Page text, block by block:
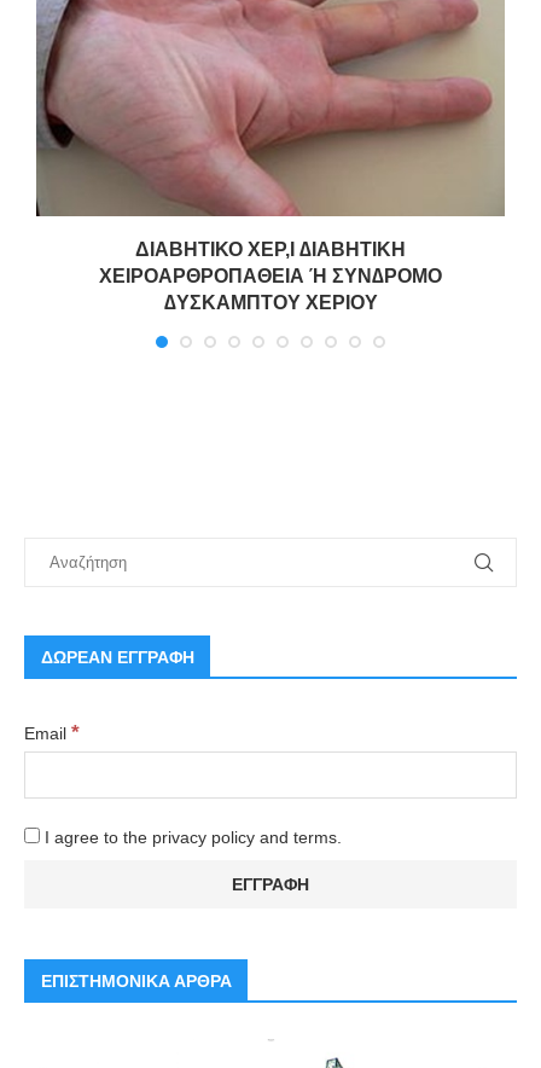
ΔΙΑΒΗΤΙΚΟ ΧΕΡ,Ι ∆ΙΑΒΗΤΙΚΗ
ΧΕΙΡΟΑΡΘΡΟΠΑΘΕΙΑ Ή ΣΥΝ∆ΡΟΜΟ
∆ΥΣΚΑΜΠΤΟΥ ΧΕΡΙΟΥ
ΔΩΡΕΑΝ ΕΓΓΡΑΦΗ
Email *
I agree to the privacy policy and terms.
ΕΠΙΣΤΗΜΟΝΙΚΑ ΑΡΘΡΑ